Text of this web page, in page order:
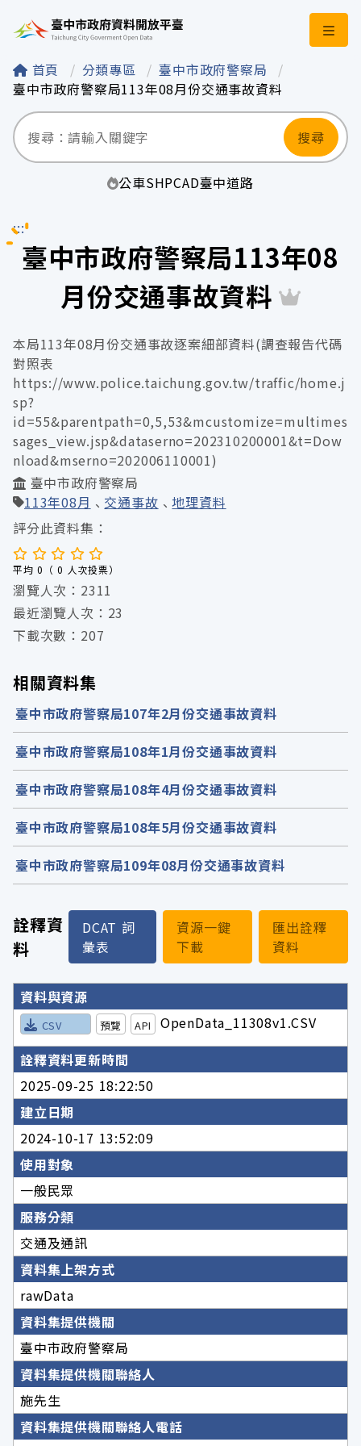
臺中市政府資料開
首頁 分類專區
臺中市政府警察局
臺中市政府警察局113年08月份交通事故資料
搜尋
公車SHPCAD臺中道路
:::
臺中市政府警察局113年08
月份交通事故資料
詮釋資
料
DCAT 詞
彙表
資源一鍵
下載
匯出詮釋
資料
詮釋資料詳細內容
資料與資源
CSV 預覽 API
OpenData_11308v1.CSV
詮釋資料更新時間
2025-09-25 18:22:50
建立日期
2024-10-17 13:52:09
使用對象
一般民眾
服務分類
交通及通訊
資料集上架方式
rawData
資料集提供機關
臺中市政府警察局
資料集提供機關聯絡人
施先生
資料集提供機關聯絡人電話
本局113年08月份交通事故逐案細部資料(調查報告代碼
對照表
https://www.police.taichung.gov.tw/traffic/home.j
sp?
id=55&parentpath=0,5,53&mcustomize=multimes
sages_view.jsp&dataserno=202310200001&t=Dow
nload&mserno=202006110001)
臺中市政府警察局
113年08月
交通事故
地理資料
評分此資料集：
平均 0（ 0 人次投票）
瀏覽人次：2311
最近瀏覽人次：23
下載次數：207
相關資料集
臺中市政府警察局107年2月份交通事故資料
臺中市政府警察局108年1月份交通事故資料
臺中市政府警察局108年4月份交通事故資料
臺中市政府警察局108年5月份交通事故資料
臺中市政府警察局109年08月份交通事故資料